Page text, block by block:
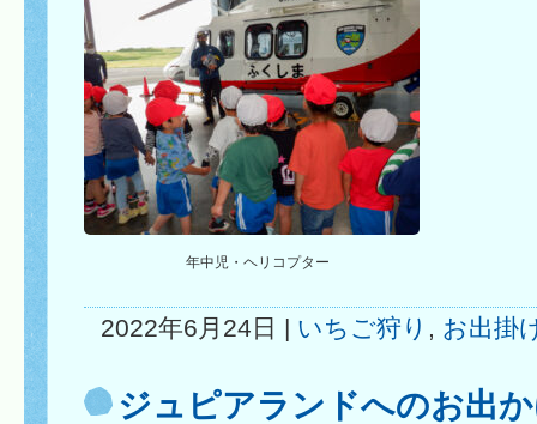
年中児・ヘリコプター
2022年6月24日 | いちご狩り , お出掛
ジュピアランドへのお出